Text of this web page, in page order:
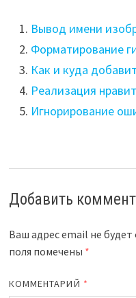
Вывод имени
Форматирование
Как и куда
Реализация
Игнорирование
Добавить
Ваш адрес email не будет
поля помечены *
КОММЕНТАРИЙ *